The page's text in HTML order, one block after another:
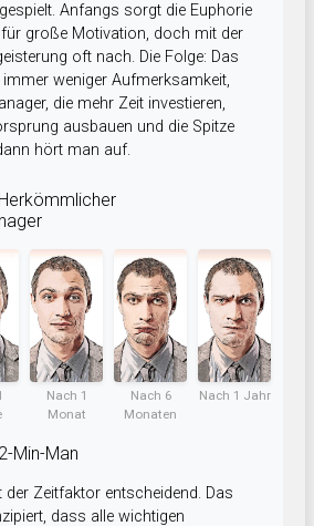
Anfangs sorgt die Euphorie
für große Motivation, doch mit der
oft nach. Die Folge: Das
immer weniger Aufmerksamkeit,
die mehr Zeit investieren,
ausbauen und die Spitze
hört man auf.
Herkömmlicher
Nach 1
Monat
Nach 6
Monaten
Nach 1 Jahr
2-Min-Man
der Zeitfaktor entscheidend. Das
dass alle wichtigen